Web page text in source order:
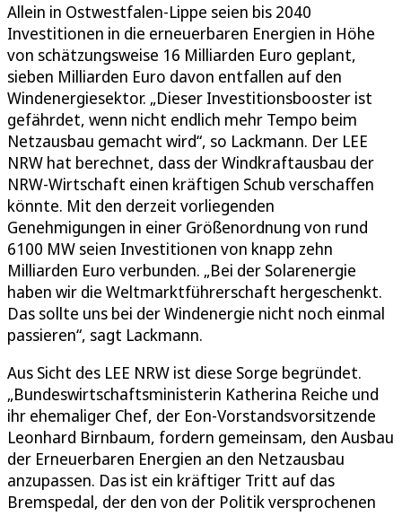
Allein in Ostwestfalen-Lippe seien bis 2040
Investitionen in die erneuerbaren Energien in Höhe
von schätzungsweise 16 Milliarden Euro geplant,
sieben Milliarden Euro davon entfallen auf den
Windenergiesektor. „Dieser Investitionsbooster ist
gefährdet, wenn nicht endlich mehr Tempo beim
Netzausbau gemacht wird“, so Lackmann. Der LEE
NRW hat berechnet, dass der Windkraftausbau der
NRW-Wirtschaft einen kräftigen Schub verschaffen
könnte. Mit den derzeit vorliegenden
Genehmigungen in einer Größenordnung von rund
6100 MW seien Investitionen von knapp zehn
Milliarden Euro verbunden. „Bei der Solarenergie
haben wir die Weltmarktführerschaft hergeschenkt.
Das sollte uns bei der Windenergie nicht noch einmal
passieren“, sagt Lackmann.
Aus Sicht des LEE NRW ist diese Sorge begründet.
„Bundeswirtschaftsministerin Katherina Reiche und
ihr ehemaliger Chef, der Eon-Vorstandsvorsitzende
Leonhard Birnbaum, fordern gemeinsam, den Ausbau
der Erneuerbaren Energien an den Netzausbau
anzupassen. Das ist ein kräftiger Tritt auf das
Bremspedal, der den von der Politik versprochenen